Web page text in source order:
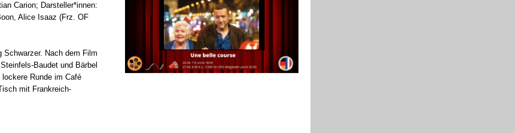
Carion; Darsteller*innen:
Alice Isaaz (Frz. OF
Schwarzer. Nach dem Film
Baudet und Bärbel
Runde im Café
mit Frankreich-